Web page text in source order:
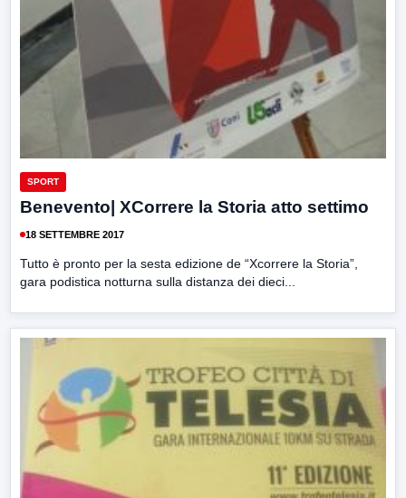
SPORT
Benevento| XCorrere la Storia atto settimo
18 SETTEMBRE 2017
Tutto è pronto per la sesta edizione de “Xcorrere la Storia”,
gara podistica notturna sulla distanza dei dieci...